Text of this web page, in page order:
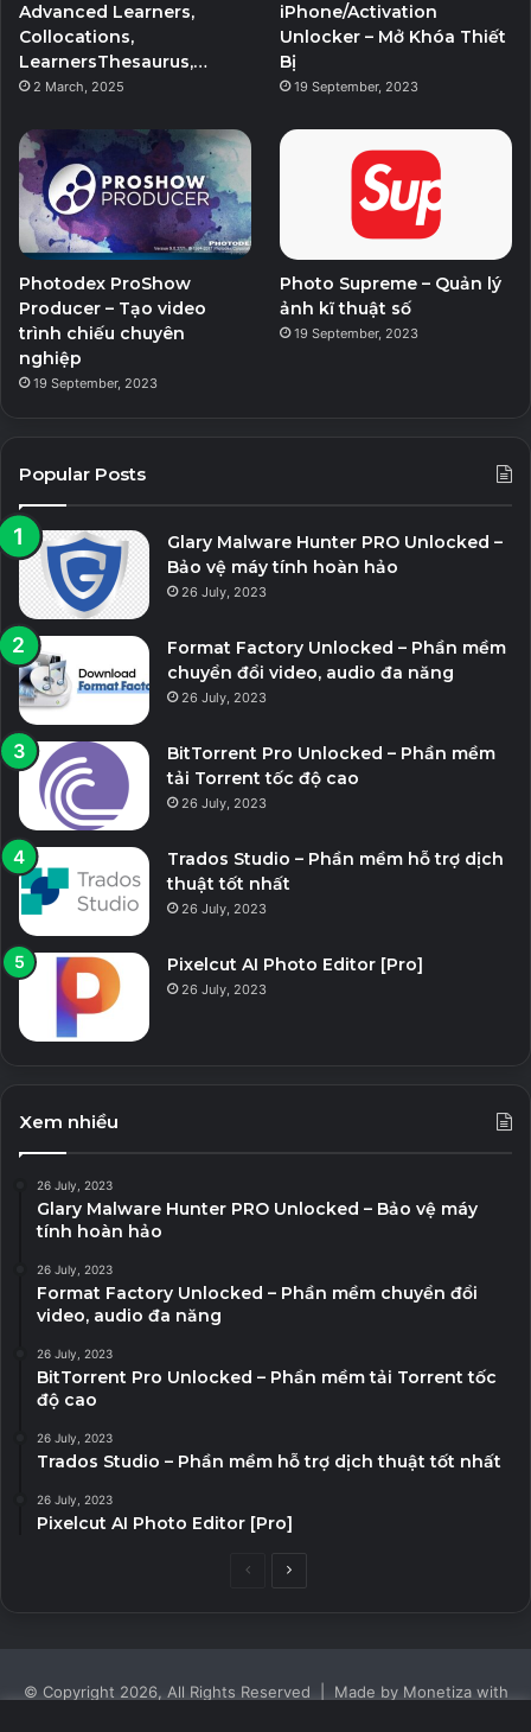
Advanced Learners,
Collocations,
LearnersThesaurus,…
2 March, 2025
iPhone/Activation
Unlocker – Mở Khóa Thiết
Bị
19 September, 2023
Photodex ProShow
Producer – Tạo video
trình chiếu chuyên
nghiệp
19 September, 2023
Photo Supreme – Quản lý
ảnh kĩ thuật số
19 September, 2023
Popular Posts
Glary Malware Hunter PRO Unlocked –
Bảo vệ máy tính hoàn hảo
26 July, 2023
Format Factory Unlocked – Phần mềm
chuyển đổi video, audio đa năng
26 July, 2023
BitTorrent Pro Unlocked – Phần mềm
tải Torrent tốc độ cao
26 July, 2023
Trados Studio – Phần mềm hỗ trợ dịch
thuật tốt nhất
26 July, 2023
Pixelcut AI Photo Editor [Pro]
26 July, 2023
Xem nhiều
26 July, 2023
Glary Malware Hunter PRO Unlocked – Bảo vệ máy
tính hoàn hảo
26 July, 2023
Format Factory Unlocked – Phần mềm chuyển đổi
video, audio đa năng
26 July, 2023
BitTorrent Pro Unlocked – Phần mềm tải Torrent tốc
độ cao
26 July, 2023
Trados Studio – Phần mềm hỗ trợ dịch thuật tốt nhất
26 July, 2023
Pixelcut AI Photo Editor [Pro]
PreviousNext
© Copyright 2026, All Rights Reserved | Made by Monetiza with